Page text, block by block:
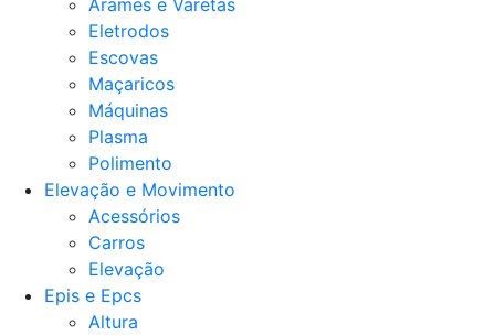
Arames e Varetas
Eletrodos
Escovas
Maçaricos
Máquinas
Plasma
Polimento
Elevação e Movimento
Acessórios
Carros
Elevação
Epis e Epcs
Altura